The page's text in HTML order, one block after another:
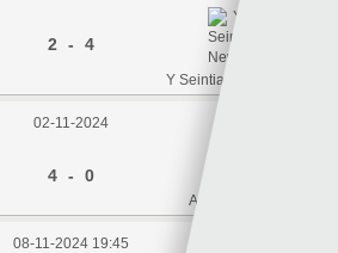
2 - 4
Y Seintiau Newydd
02-11-2024
4 - 0
Aberystwyth
08-11-2024 19:45